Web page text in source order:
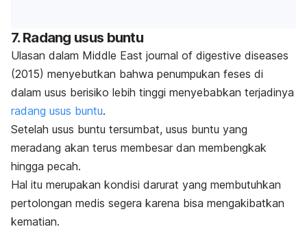
7. Radang usus buntu
Ulasan dalam Middle East journal of digestive diseases
(2015) menyebutkan bahwa penumpukan feses di
dalam usus berisiko lebih tinggi menyebabkan terjadinya
radang usus buntu.
Setelah usus buntu tersumbat, usus buntu yang
meradang akan terus membesar dan membengkak
hingga pecah.
Hal itu merupakan kondisi darurat yang membutuhkan
pertolongan medis segera karena bisa mengakibatkan
kematian.